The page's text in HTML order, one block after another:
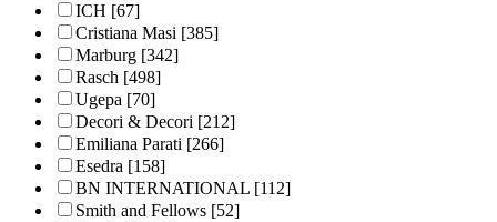
ICH [67]
Cristiana Masi [385]
Marburg [342]
Rasch [498]
Ugepa [70]
Decori & Decori [212]
Emiliana Parati [266]
Esedra [158]
BN INTERNATIONAL [112]
Smith and Fellows [52]